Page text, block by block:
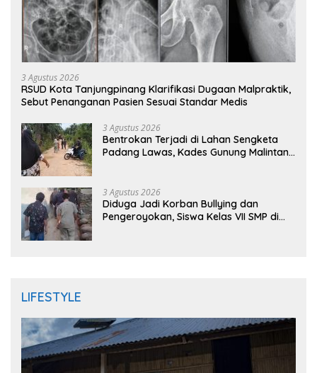
3 Agustus 2026
RSUD Kota Tanjungpinang Klarifikasi Dugaan Malpraktik,
Sebut Penanganan Pasien Sesuai Standar Medis
3 Agustus 2026
Bentrokan Terjadi di Lahan Sengketa
Padang Lawas, Kades Gunung Malintang
3 Agustus 2026
Diduga Jadi Korban Bullying dan
Pengeroyokan, Siswa Kelas VII SMP di
LIFESTYLE